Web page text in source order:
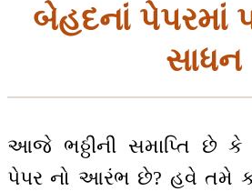
બેહદનાં પેપરમાં
સાધન
આજે ભઠ્ઠીની સમાપ્તિ છે કે
પેપર નો આરંભ છે? હવે તમે